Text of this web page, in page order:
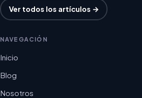
Ver todos los artículos →
NAVEGACIÓN
Inicio
Blog
Nosotros